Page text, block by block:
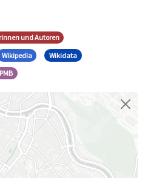
und Autoren
Wikipedia
Wikidata
PMB